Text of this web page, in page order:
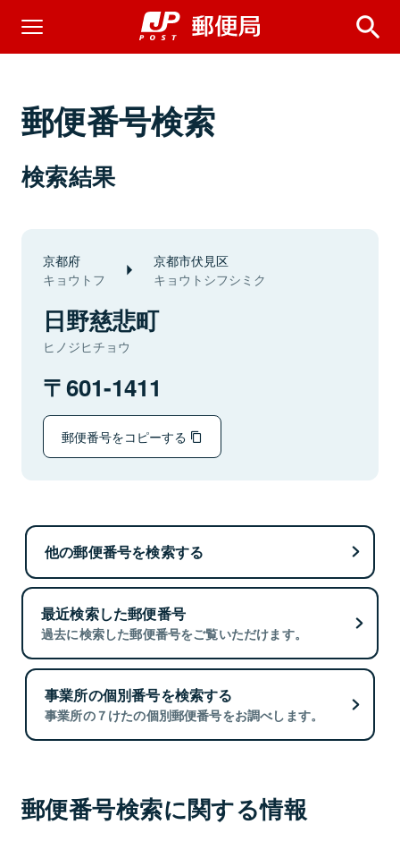
郵便番号検索
検索結果
京都府
キョウトフ
京都市伏見区
キョウトシフシミク
日野慈悲町
ヒノジヒチョウ
601-1411
郵便番号をコピーする
他の郵便番号を検索する
最近検索した郵便番号
過去に検索した郵便番号をご覧いただけます。
事業所の個別番号を検索する
事業所の７けたの個別郵便番号をお調べします。
郵便番号検索に関する情報